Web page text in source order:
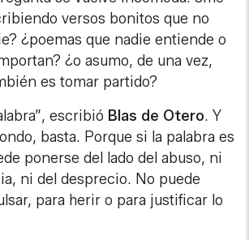
versos bonitos que no
¿poemas que nadie entiende o
¿o asumo, de una vez,
es tomar partido?
escribió Blas de Otero. Y
basta. Porque si la palabra es
ponerse del lado del abuso, ni
ni del desprecio. No puede
para herir o para justificar lo